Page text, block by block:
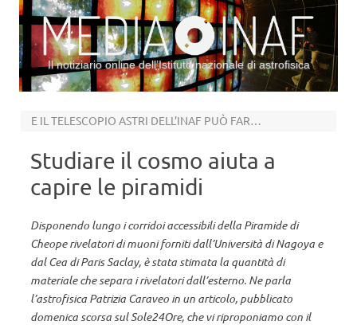
Il notiziario online dell’Istituto nazionale di astrofisica
E IL TELESCOPIO ASTRI DELL’INAF PUÒ FARE LA MUONOGRAFIA DELL’ETNA
Studiare il cosmo aiuta a
capire le piramidi
Disponendo lungo i corridoi accessibili della Piramide di
Cheope rivelatori di muoni forniti dall’Università di Nagoya e
dal Cea di Paris Saclay, è stata stimata la quantità di
materiale che separa i rivelatori dall’esterno. Ne parla
l’astrofisica Patrizia Caraveo in un articolo, pubblicato
domenica scorsa sul Sole24Ore, che vi riproponiamo con il